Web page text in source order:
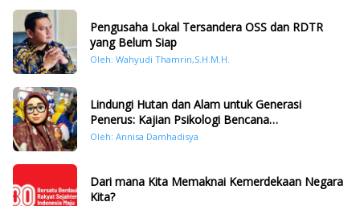
Pengusaha Lokal Tersandera OSS dan RDTR
yang Belum Siap
Oleh: Wahyudi Thamrin,S.H.M.H.
Lindungi Hutan dan Alam untuk Generasi
Penerus: Kajian Psikologi Bencana
Hidrometeorologi di Sumatera Pasca Tragedi
Oleh: Annisa Damhadisya
Dari mana Kita Memaknai Kemerdekaan Negara
Kita?